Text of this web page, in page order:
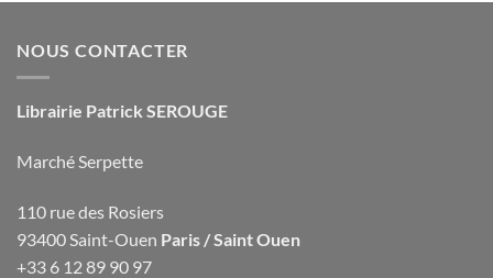
NOUS CONTACTER
Librairie Patrick SEROUGE
Marché Serpette
110 rue des Rosiers
93400 Saint-Ouen Paris / Saint Ouen
+33 6 12 89 90 97